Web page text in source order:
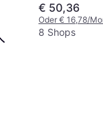
€ 50,36
Oder € 16,78/
8 Shops